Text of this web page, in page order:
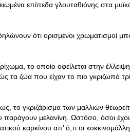
επίπεδα γλουταθιόνης στα
ότι ορισμένοι χρωματισμοί
το οποίο οφείλεται στην
τα ζώα που είχαν το πιο γκριζωπό
το γκριζάρισμα των μαλλιών
μελανίνη. Ωστόσο, όσοι
καρκίνου απ’ ό,τι οι